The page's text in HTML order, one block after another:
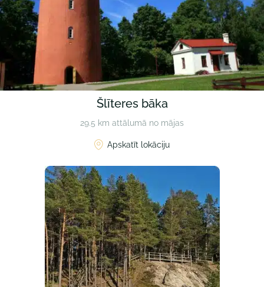
Šlīteres bāka
29.5 km attālumā no mājas
Apskatīt lokāciju